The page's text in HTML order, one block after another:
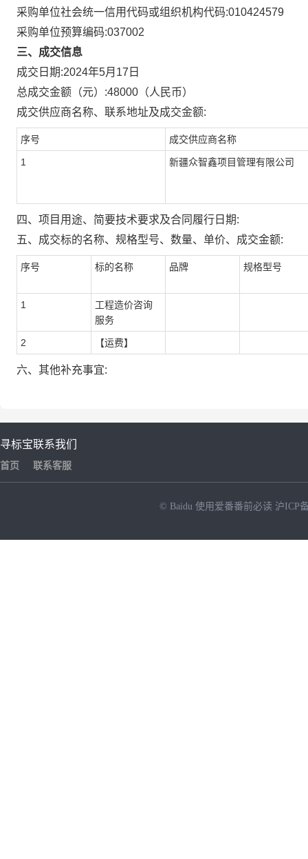
采购单位社会统一信用代码或组织机构代码:010424579
采购单位预算编码:037002
三、成交信息
成交日期:2024年5月17日
总成交金额（元）:48000 （人民币）
成交供应商名称、联系地址及成交金额:
序号 成交供应商名称
1 新疆众智鑫项目管理有限公司
四、项目用途、简要技术要求及合同履行日期:
五、成交标的名称、规格型号、数量、单价、成交金额:
序号 标的名称 品牌 规格型号
1
工程造价咨询
服务
2 【运费】
六、其他补充事宜:
寻标宝
首页
联系我们
联系客服
© Baidu 使用爱番番前必读 沪ICP